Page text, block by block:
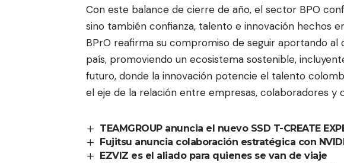
Con este balance de cierre de año, el sector BPO
sino también confianza, talento e innovación hechos
BPrO reafirma su compromiso de seguir aportando
país, promoviendo un ecosistema sostenible,
futuro, donde la innovación potencie el talento
el eje de la relación entre empresas, colaboradores y
TEAMGROUP anuncia el nuevo SSD T-CREATE
Fujitsu anuncia colaboración estratégica con
EZVIZ es el aliado para quienes se van de viaje